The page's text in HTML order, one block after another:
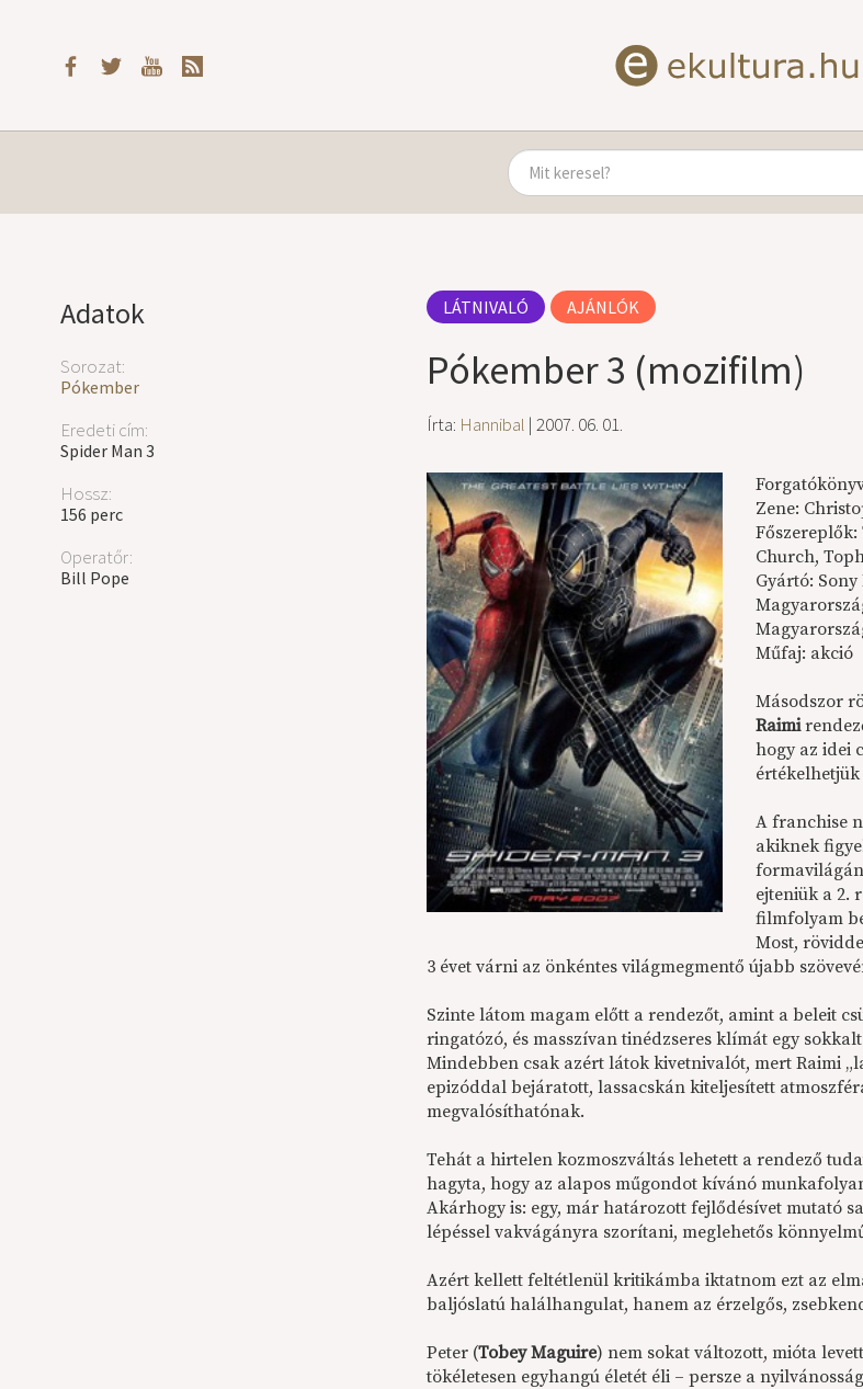
Adatok
Sorozat:
Pókember
Eredeti cím:
Spider Man 3
Hossz:
156 perc
Operatőr:
Bill Pope
LÁTNIVALÓ AJÁNLÓK
Pókember 3 (mozifilm)
Írta: Hannibal | 2007. 06. 01.
Zene:
Főszereplők:
Church,
Gyártó: Sony
Műfaj: akció
Másodszor
Raimi
hogy az idei
A franchise
akiknek
ejteniük a 2.
filmfolyam
Most,
3 évet várni az önkéntes világmegmentő újabb
Szinte látom magam előtt a rendezőt, amint a beleit
ringatózó, és masszívan tinédzseres klímát egy
Mindebben csak azért látok kivetnivalót, mert Raimi
epizóddal bejáratott, lassacskán kiteljesített
megvalósíthatónak.
Tehát a hirtelen kozmoszváltás lehetett a rendező
hagyta, hogy az alapos műgondot kívánó
Akárhogy is: egy, már határozott fejlődésívet mutató
lépéssel vakvágányra szorítani, meglehetős
Azért kellett feltétlenül kritikámba iktatnom ezt az
baljóslatú halálhangulat, hanem az érzelgős,
Peter (Tobey Maguire) nem sokat változott, mióta
tökéletesen egyhangú életét éli – persze a